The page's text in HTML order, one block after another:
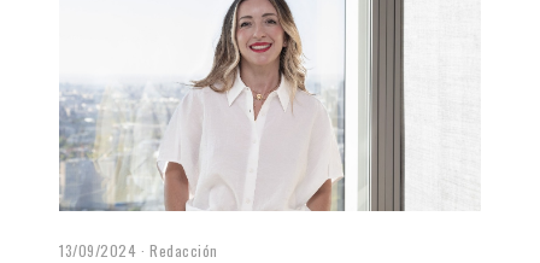
13/09/2024 Redacción